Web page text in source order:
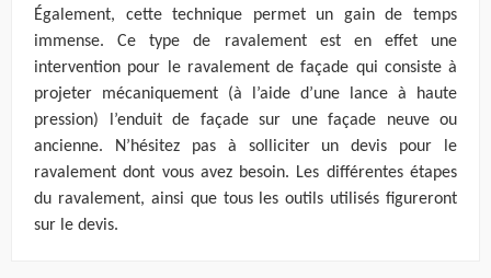
Également, cette technique permet un gain de temps
immense. Ce type de ravalement est en effet une
intervention pour le ravalement de façade qui consiste à
projeter mécaniquement (à l’aide d’une lance à haute
pression) l’enduit de façade sur une façade neuve ou
ancienne. N’hésitez pas à solliciter un devis pour le
ravalement dont vous avez besoin. Les différentes étapes
du ravalement, ainsi que tous les outils utilisés figureront
sur le devis.